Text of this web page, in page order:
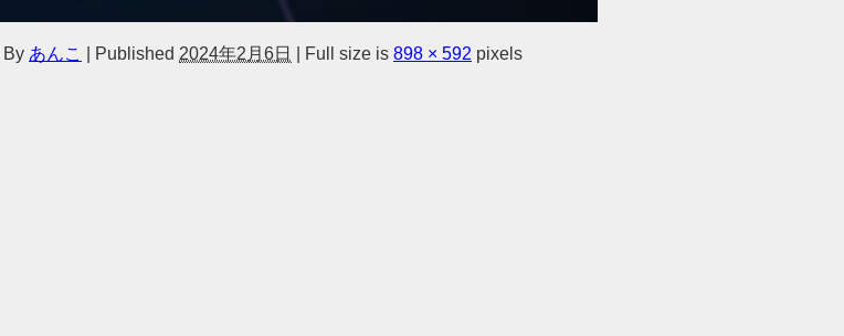
By あんこ Published 2024年2月6日 Full size is 898 × 592 pixels